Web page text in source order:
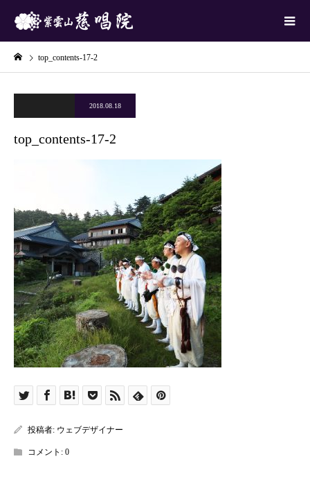
top_contents-17-2
2018.08.18
top_contents-17-2
投稿者: ウェブデザイナー
コメント: 0